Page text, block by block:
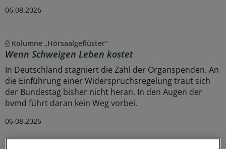
06.08.2026
Kolumne „Hörsaalgeflüster“
Wenn Schweigen Leben kostet
In Deutschland stagniert die Zahl der Organspenden. An
die Einführung einer Widerspruchsregelung traut sich
der Bundestag bisher nicht heran. In den Augen der
bvmd führt daran kein Weg vorbei.
06.08.2026